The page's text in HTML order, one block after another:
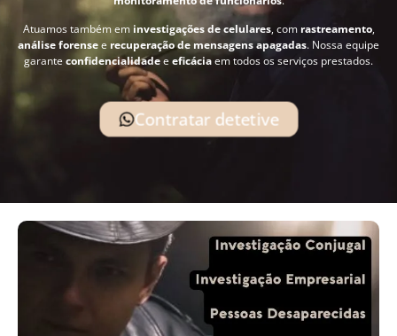
Atuamos também em investigações de celulares, com rastreamento,
análise forensee recuperação de mensagens apagadas. Nossa equipe
garanteconfidencialidadee eficáciaem todos os serviços prestados.
Contratar detetive